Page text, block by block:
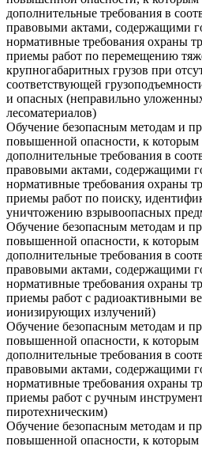
дополнительные требования в
правовыми актами, содержащими
нормативные требования охраны
приемы работ по перемещению
крупногабаритных грузов при
соответствующей
и опасных (неправильно
лесоматериалов)
Обучение безопасным методам и
повышенной опасности, к которым
дополнительные требования в
правовыми актами, содержащими
нормативные требования охраны
приемы работ по поиску,
уничтожению взрывоопасных
Обучение безопасным методам и
повышенной опасности, к которым
дополнительные требования в
правовыми актами, содержащими
нормативные требования охраны
приемы работ с радиоактивными
ионизирующих излучений)
Обучение безопасным методам и
повышенной опасности, к которым
дополнительные требования в
правовыми актами, содержащими
нормативные требования охраны
приемы работ с ручным
пиротехническим)
Обучение безопасным методам и
повышенной опасности, к которым